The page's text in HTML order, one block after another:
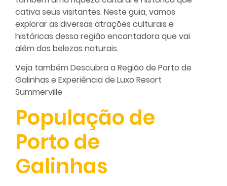
cativa seus visitantes. Neste guia, vamos
explorar as diversas atrações culturais e
históricas dessa região encantadora que vai
além das belezas naturais.
Veja tambémDescubra a Região de Porto de
Galinhas e Experiência de Luxo Resort
Summerville
População de
Porto de
Galinhas